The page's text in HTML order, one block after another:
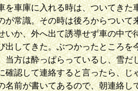
を車庫に入れる時は、ついてきた
が常識。その時は後ろからついて
いか、外へ出て誘導せず車の中で
出してきた。ぶつかったところを
当方は酔っぱらっているし、雪だ
確認して連絡すると言ったら、じ
名前が書いてあるので、朝連絡し